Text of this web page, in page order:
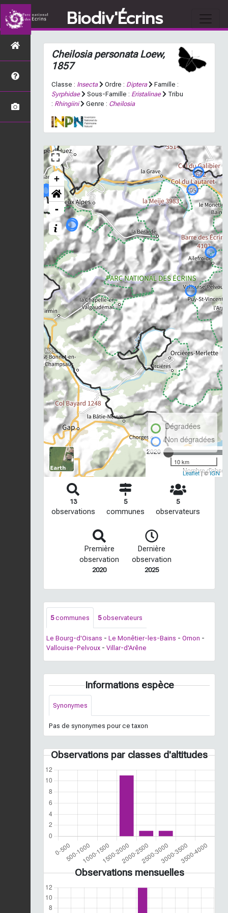
Biodiv'Écrins
Cheilosia personataLoew,
1857
Classe : Insecta Ordre : Diptera
Famille :
Syrphidae
Sous-Famille : Eristalinae
Tribu
: Rhingiini Genre : Cheilosia
+
-
2020
Nombre
Dégradées
Non dégradées
10 km
Leaflet| ©IGN
13
observations
5
communes
5
observateurs
Première
observation
2020
Dernière
observation
2025
5communes 5observateurs
Le Bourg-d'Oisans - Le Monêtier-les-Bains - Ornon -
Vallouise-Pelvoux - Villar-d'Arêne
Informations espèce
Synonymes
Pas de synonymes pour ce taxon
Observations par classes d'altitudes
Observations mensuelles